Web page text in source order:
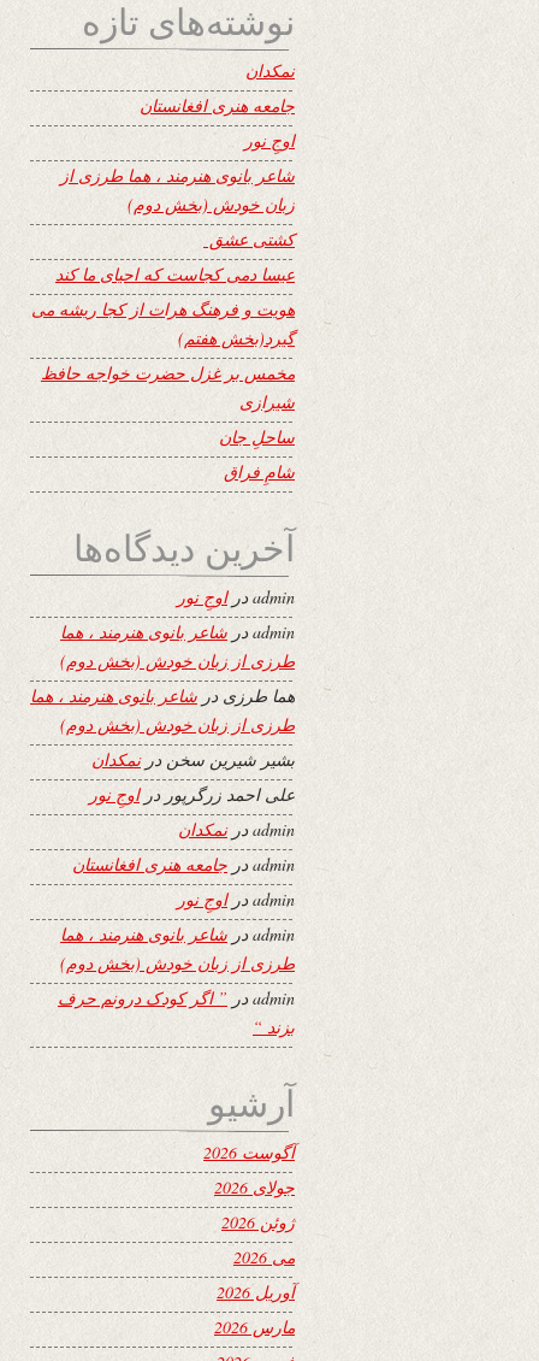
نوشته‌های تازه
نمکدان
جامعه هنری افغانستان
اوجِ نور
شاعر بانوی هنرمند ، هما طرزی از
زبان خودش (بخش دوم)
کشتی عشق
عیسا دمی کجاست که احیای ما کند
هویت و فرهنگ هرات از کجا ریشه می
گیرد(بخش هفتم)
مخمس بر غزل حضرت خواجه حافظ
شیرازی
ساحلِ جان
شامِ فراق
آخرین دیدگاه‌ها
adminدراوجِ نور
adminدر شاعر بانوی هنرمند ، هما
طرزی از زبان خودش (بخش دوم)
هما طرزی در شاعر بانوی هنرمند ، هما
طرزی از زبان خودش (بخش دوم)
بشیر شیرین سخن درنمکدان
علی احمد زرگرپور دراوجِ نور
adminدرنمکدان
adminدر جامعه هنری افغانستان
admin دراوجِ نور
adminدر شاعر بانوی هنرمند ، هما
طرزی از زبان خودش (بخش دوم)
adminدر ” اگر کودک درونم حرف
بزند “
آرشیو
آگوست 2026
جولای 2026
ژوئن 2026
می 2026
آوریل 2026
مارس 2026